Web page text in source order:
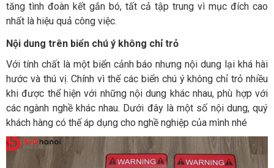
tăng tình đoàn kết gắn bó, tất cả tập trung vì mục đích cao
nhất là hiệu quả công việc.
Nội dung trên biển chú ý không chỉ trỏ
Với tính chất là một biển cảnh báo nhưng nội dung lại khá hài
hước và thú vị. Chính vì thế các biển chú ý không chỉ trỏ nhiều
khi được thể hiện với những nội dung khác nhau, phù hợp với
các ngành nghề khác nhau. Dưới đây là một số nội dung, quý
khách hàng có thế áp dụng cho nghề nghiệp của mình nhé